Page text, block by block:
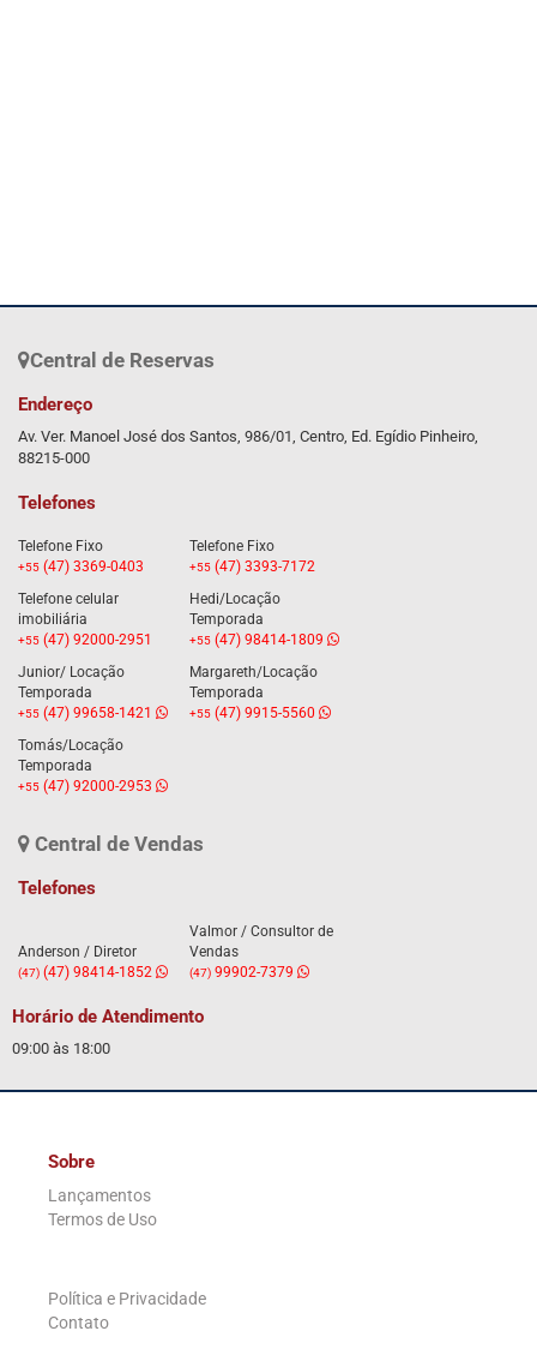
Central de Reservas
Endereço
Av. Ver. Manoel José dos Santos, 986/01, Centro, Ed. Egídio Pinheiro,
88215-000
Telefones
Telefone Fixo
+55 (47) 3369-0403
Telefone Fixo
+55(47) 3393-7172
Telefone celular
imobiliária
+55 (47) 92000-2951
Hedi/Locação
Temporada
+55(47) 98414-1809
Junior/ Locação
Temporada
+55 (47) 99658-1421
Margareth/Locação
Temporada
+55(47) 9915-5560
Tomás/Locação
Temporada
+55 (47) 92000-2953
Central de Vendas
Telefones
Anderson / Diretor
(47) (47) 98414-1852
Valmor / Consultor de
Vendas
(47)99902-7379
Horário de Atendimento
09:00 às 18:00
Sobre
Lançamentos
Termos de Uso
Política e Privacidade
Contato